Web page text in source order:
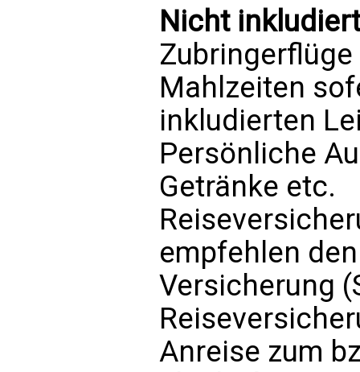
Nicht
Mahlzeiten
inkludierten
Persönliche
Getränke etc.
empfehlen
Versicherung
Anreise zum